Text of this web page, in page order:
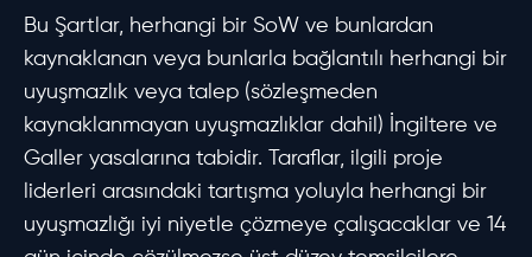
Bu Şartlar, herhangi bir SoW ve bunlardan
kaynaklanan veya bunlarla bağlantılı herhangi bir
uyuşmazlık veya talep (sözleşmeden
kaynaklanmayan uyuşmazlıklar dahil) İngiltere ve
Galler yasalarına tabidir. Taraflar, ilgili proje
liderleri arasındaki tartışma yoluyla herhangi bir
uyuşmazlığı iyi niyetle çözmeye çalışacaklar ve 14